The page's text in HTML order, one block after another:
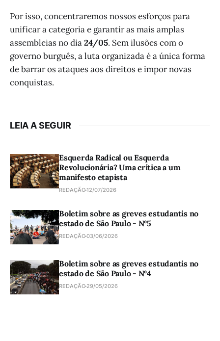
Por isso, concentraremos nossos esforços para
unificar a categoria e garantir as mais amplas
assembleias no dia24/05. Sem ilusões com o
governo burguês, a luta organizada é a única forma
de barrar os ataques aos direitos e impor novas
conquistas.
LEIA A SEGUIR
Esquerda Radical ou Esquerda
Revolucionária? Uma crítica a um
manifesto etapista
REDAÇÃO12/07/2026
Boletim sobre as greves estudantis no
estado de São Paulo - Nº5
REDAÇÃO03/06/2026
Boletim sobre as greves estudantis no
estado de São Paulo - Nº4
REDAÇÃO 29/05/2026